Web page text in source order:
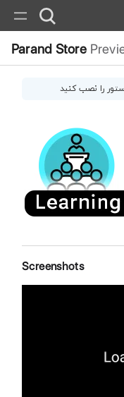
Parand Store
را نصب کنید
Screenshots